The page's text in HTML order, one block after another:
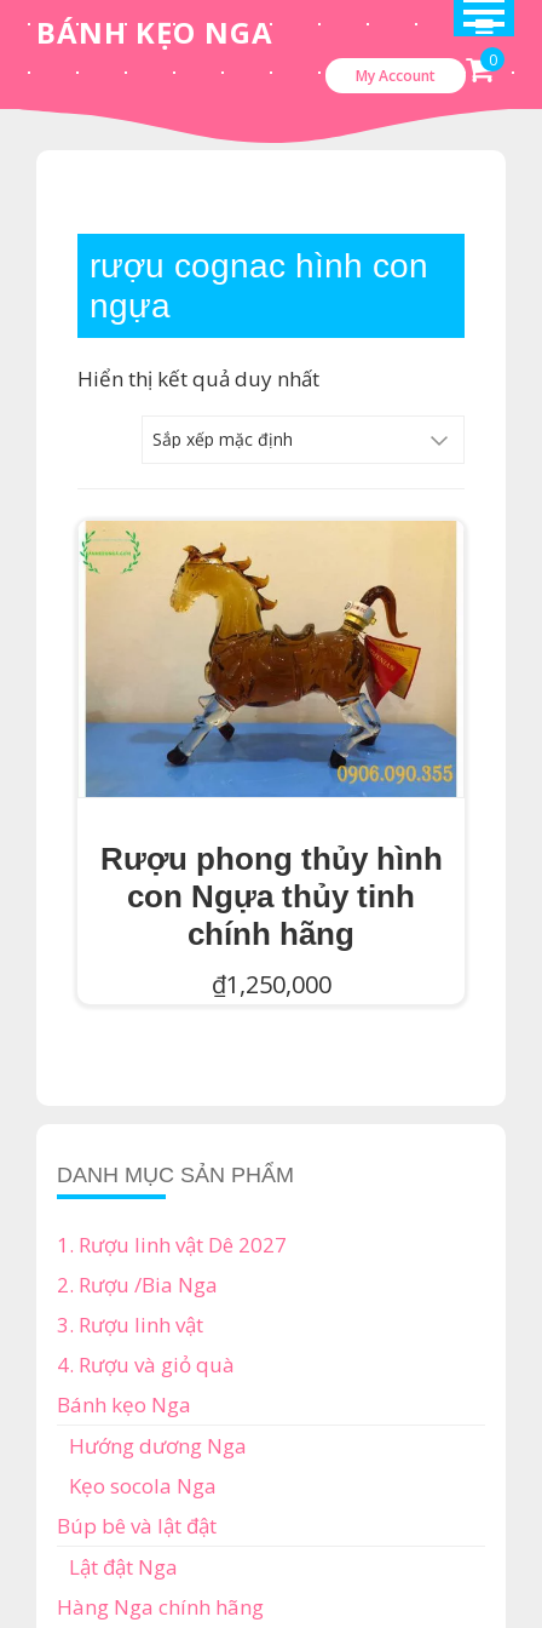
content
BÁNH KẸO NGA
0
My Account
rượu cognac hình con
ngựa
Hiển thị kết quả duy nhất
Rượu phong thủy hình
con Ngựa thủy tinh
chính hãng
₫1,250,000
DANH MỤC SẢN PHẨM
1. Rượu linh vật Dê 2027
2. Rượu /Bia Nga
3. Rượu linh vật
4. Rượu và giỏ quà
Bánh kẹo Nga
Hướng dương Nga
Kẹo socola Nga
Búp bê và lật đật
Lật đật Nga
Hàng Nga chính hãng